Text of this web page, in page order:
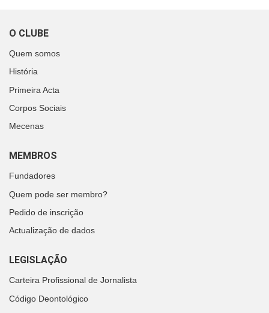
O CLUBE
Quem somos
História
Primeira Acta
Corpos Sociais
Mecenas
MEMBROS
Fundadores
Quem pode ser membro?
Pedido de inscrição
Actualização de dados
LEGISLAÇÃO
Carteira Profissional de Jornalista
Código Deontológico